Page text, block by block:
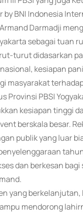
by BNI Indonesia
Darmadji
sebagai tuan
turut didasarkan
kesiapan
masyarakat
Provinsi PBSI
kesiapan tinggi
berskala besar.
publik yang luar
dan berkesan bagi
yang berkelanjutan,
mendorong